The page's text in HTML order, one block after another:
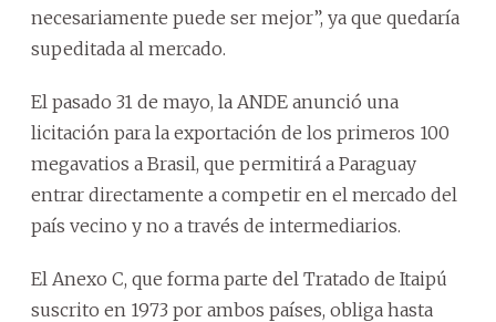
necesariamente puede ser mejor”, ya que quedaría
supeditada al mercado.
El pasado 31 de mayo, la ANDE anunció una
licitación para la exportación de los primeros 100
megavatios a Brasil, que permitirá a Paraguay
entrar directamente a competir en el mercado del
país vecino y no a través de intermediarios.
El Anexo C, que forma parte del Tratado de Itaipú
suscrito en 1973 por ambos países, obliga hasta